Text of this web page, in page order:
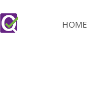
HOME